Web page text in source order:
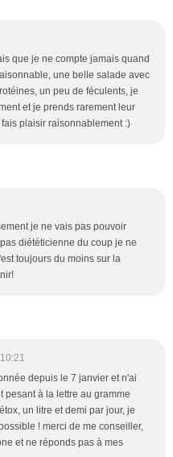
que je ne compte jamais quand
une belle salade avec
un peu de féculents, je
et je prends rarement leur
plaisir raisonnablement :)
je ne vais pas pouvoir
diététicienne du coup je ne
toujours du moins sur la
depuis le 7 janvier et n'ai
pesant à la lettre au gramme
un litre et demi par jour, je
! merci de me conseiller,
et ne réponds pas à mes